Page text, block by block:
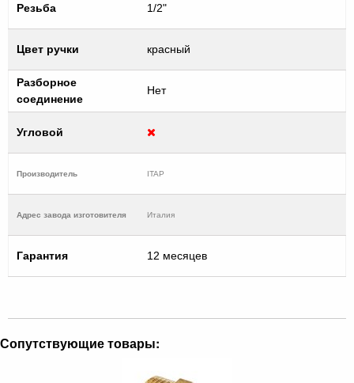
Резьба 1/2"
Цвет ручки красный
Разборное
соединение
Нет
Угловой
Производитель ITAP
Адрес завода изготовителя Италия
Гарантия 12 месяцев
Сопутствующие товары: